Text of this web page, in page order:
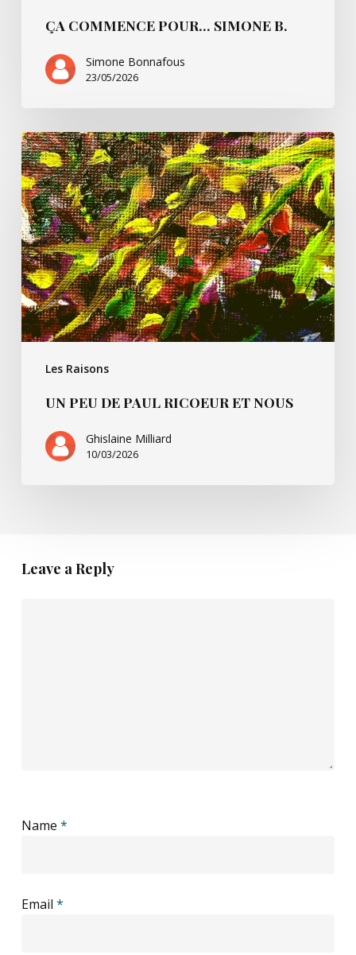
ÇA COMMENCE POUR… SIMONE B.
Simone Bonnafous
23/05/2026
Les Raisons
Un
peu
de
Paul
Ricoeur
et
nous
UN PEU DE PAUL RICOEUR ET NOUS
Ghislaine Milliard
10/03/2026
Leave a Reply
Name *
Email *